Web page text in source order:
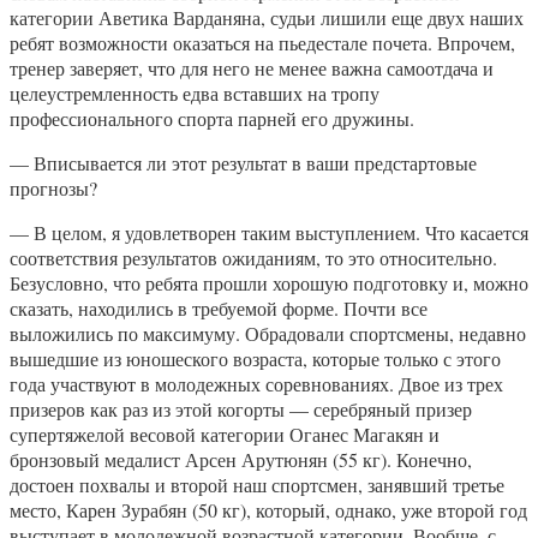
категории Аветика Варданяна, судьи лишили еще двух наших
ребят возможности оказаться на пьедестале почета. Впрочем,
тренер заверяет, что для него не менее важна самоотдача и
целеустремленность едва вставших на тропу
профессионального спорта парней его дружины.
— Вписывается ли этот результат в ваши предстартовые
прогнозы?
— В целом, я удовлетворен таким выступлением. Что касается
соответствия результатов ожиданиям, то это относительно.
Безусловно, что ребята прошли хорошую подготовку и, можно
сказать, находились в требуемой форме. Почти все
выложились по максимуму. Обрадовали спортсмены, недавно
вышедшие из юношеского возраста, которые только с этого
года участвуют в молодежных соревнованиях. Двое из трех
призеров как раз из этой когорты — серебряный призер
супертяжелой весовой категории Оганес Магакян и
бронзовый медалист Арсен Арутюнян (55 кг). Конечно,
достоен похвалы и второй наш спортсмен, занявший третье
место, Карен Зурабян (50 кг), который, однако, уже второй год